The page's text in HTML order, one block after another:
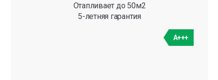
Отапливает до 50м2
5-летняя гарантия
A+++